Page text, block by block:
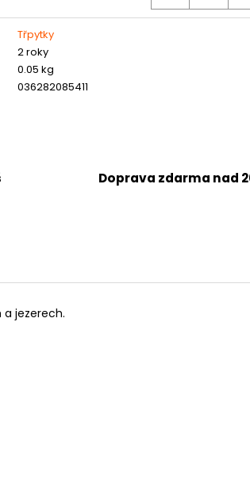
Třpytky
2 roky
0.05 kg
036282085411
Doprava zdarma nad
jezerech.